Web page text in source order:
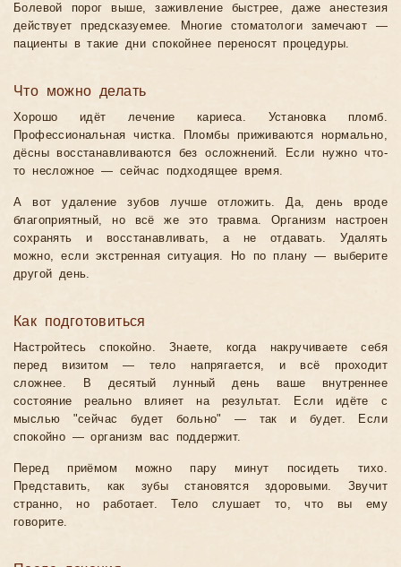
Болевой порог выше, заживление быстрее, даже анестезия
действует предсказуемее. Многие стоматологи замечают —
пациенты в такие дни спокойнее переносят процедуры.
Что можно делать
Хорошо идёт лечение кариеса. Установка пломб.
Профессиональная чистка. Пломбы приживаются нормально,
дёсны восстанавливаются без осложнений. Если нужно что-
то несложное — сейчас подходящее время.
А вот удаление зубов лучше отложить. Да, день вроде
благоприятный, но всё же это травма. Организм настроен
сохранять и восстанавливать, а не отдавать. Удалять
можно, если экстренная ситуация. Но по плану — выберите
другой день.
Как подготовиться
Настройтесь спокойно. Знаете, когда накручиваете себя
перед визитом — тело напрягается, и всё проходит
сложнее. В десятый лунный день ваше внутреннее
состояние реально влияет на результат. Если идёте с
мыслью "сейчас будет больно" — так и будет. Если
спокойно — организм вас поддержит.
Перед приёмом можно пару минут посидеть тихо.
Представить, как зубы становятся здоровыми. Звучит
странно, но работает. Тело слушает то, что вы ему
говорите.